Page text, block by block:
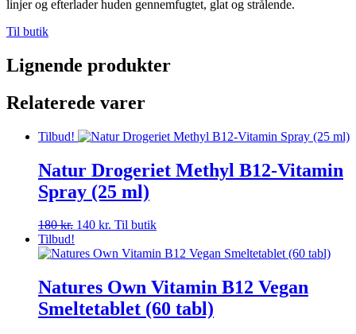
linjer og efterlader huden gennemfugtet, glat og strålende.
Til butik
Lignende produkter
Relaterede varer
Tilbud!
Natur Drogeriet Methyl B12-Vitamin
Spray (25 ml)
180kr. Den
pris
180 kr..
140 kr. Den
pris
140 kr..
Til butik
Tilbud!
Natures Own Vitamin B12 Vegan
Smeltetablet (60 tabl)